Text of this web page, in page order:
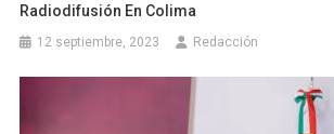
Radiodifusión En Colima
12 septiembre, 2023 Redacción